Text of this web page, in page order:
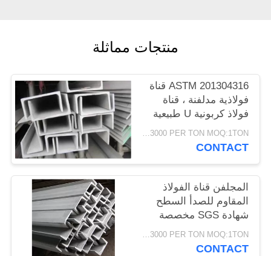
POLICY
منتجات مماثلة
ASTM 201304316 قناة
فولاذية مدلفنة ، قناة
فولاذ كربونية U طبيعية
اللون
USD1500-3000 PER TON MOQ:1TON
CONTACT
المجلفن قناة الفولاذ
المقاوم للصدأ السطح
شهادة SGS مخصصة
USD1500-3000 PER TON MOQ:1TON
CONTACT